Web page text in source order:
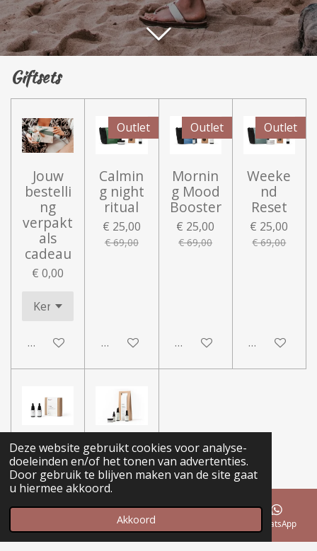
Deze website gebruikt cookies voor analyse-
doeleinden en/of het tonen van advertenties.
Door gebruik te blijven maken van de site gaat
u hiermee akkoord.
Akkoord
Giftsets
Jouw
bestelli
ng
verpakt
als
cadeau
€ 0,00
In winkelwagen
Outlet
Calmin
g night
ritual
€ 25,00
€ 69,00
In winkelwagen
Outlet
Mornin
g Mood
Booster
€ 25,00
€ 69,00
In winkelwagen
Outlet
Weeke
nd
Reset
€ 25,00
€ 69,00
In
Likami
Plus
Serum
Set
€ 49,00
Facial
Care Kit
€ 66,00
Telefoonnummer WhatsApp